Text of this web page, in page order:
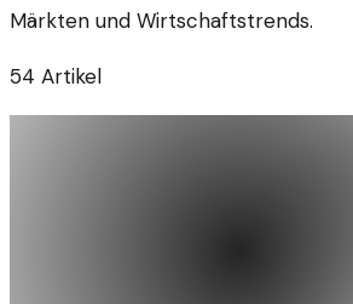
Märkten und Wirtschaftstrends.
54 Artikel